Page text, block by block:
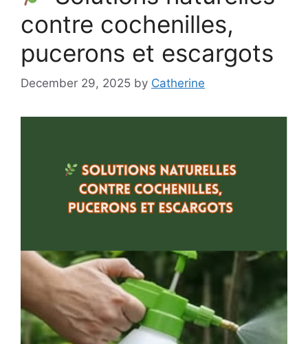
contre cochenilles,
pucerons et escargots
December 29, 2025 by Catherine